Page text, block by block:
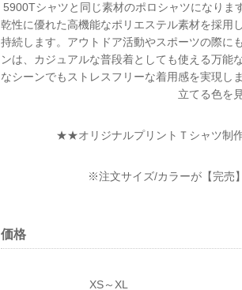
5900Tシャツと同じ素材のポロシャツになり
乾性に優れた高機能なポリエステル素材を採用
持続します。アウトドア活動やスポーツの際に
ンは、カジュアルな普段着としても使える万能
なシーンでもストレスフリーな着用感を実現し
立てる色を
★★オリジナルプリントＴシャツ制
※注文サイズ/カラーが【完売
価格
XS～XL